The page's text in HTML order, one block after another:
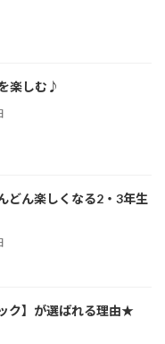
楽しむ♪︎
どん楽しくなる2・3年生
ク】が選ばれる理由★